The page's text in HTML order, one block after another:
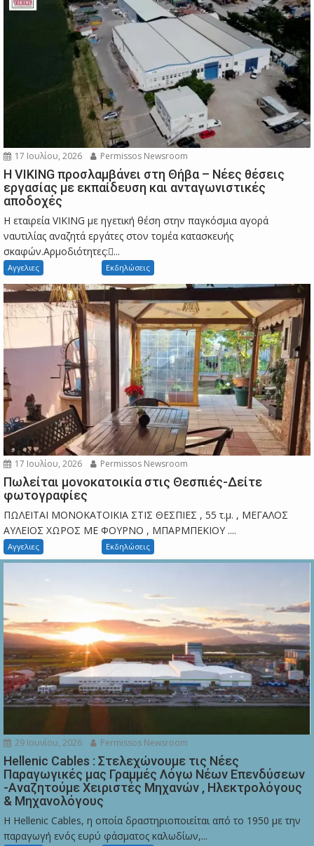
17 Ιουλίου, 2026 Permissos Newsroom
Η VIKING προσλαμβάνει στη Θήβα – Νέες θέσεις
εργασίας με εκπαίδευση και ανταγωνιστικές
αποδοχές
Η εταιρεία VIKING με ηγετική θέση στην παγκόσμια αγορά
ναυτιλίας αναζητά εργάτες στον τομέα κατασκευής
σκαφών.Αρμοδιότητες:...
Αγγελιες Εκδηλώσεις
17 Ιουλίου, 2026 Permissos Newsroom
Πωλείται μονοκατοικία στις Θεσπιές-Δείτε
φωτογραφίες
ΠΩΛΕΙΤΑΙ ΜΟΝΟΚΑΤΟΙΚΙΑ ΣΤΙΣ ΘΕΣΠΙΕΣ , 55 τ.μ. , ΜΕΓΑΛΟΣ
ΑΥΛΕΙΟΣ ΧΩΡΟΣ ΜΕ ΦΟΥΡΝΟ , ΜΠΑΡΜΠΕΚΙΟΥ ....
Αγγελιες Εκδηλώσεις
29 Ιουνίου, 2026 Permissos Newsroom
Hellenic Cables : Στελεχώνουμε τις Νέες
Παραγωγικές μας Γραμμές Λόγω Νέων Επενδύσεων
-Αναζητούμε Χειριστές Μηχανών , Ηλεκτρολόγους
& Μηχανολόγους
Η Hellenic Cables, η οποία δραστηριοποιείται από το 1950 με την
παραγωγή ενός ευρύ φάσματος καλωδίων,...